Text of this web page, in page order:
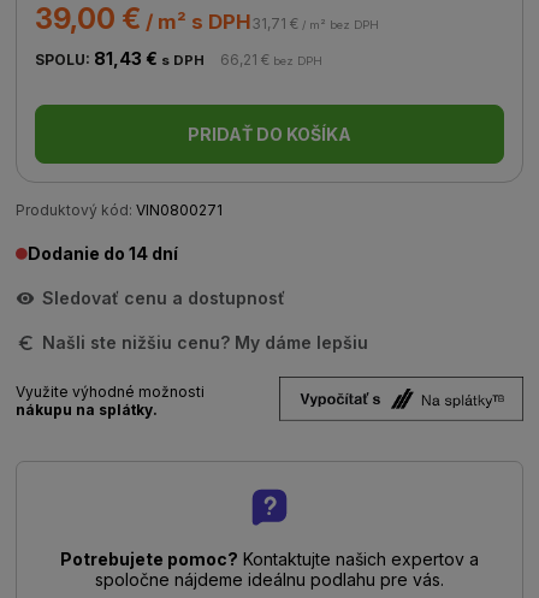
39,00 € / m² s DPH31,71 € / m² bez DPH
SPOLU: 81,43 € s DPH 66,21 € bez DPH
PRIDAŤ DO KOŠÍKA
Produktový kód: VIN0800271
Dodanie do 14 dní
Sledovať cenu a dostupnosť
Našli ste nižšiu cenu? My dáme lepšiu
Využite výhodné možnosti
nákupu na splátky.
Potrebujete pomoc? Kontaktujte našich expertov a
spoločne nájdeme ideálnu podlahu pre vás.